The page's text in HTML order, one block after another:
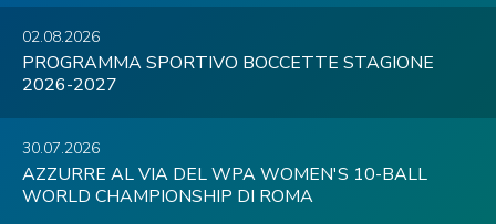
02.08.2026
PROGRAMMA SPORTIVO BOCCETTE STAGIONE
2026-2027
30.07.2026
AZZURRE AL VIA DEL WPA WOMEN'S 10-BALL
WORLD CHAMPIONSHIP DI ROMA